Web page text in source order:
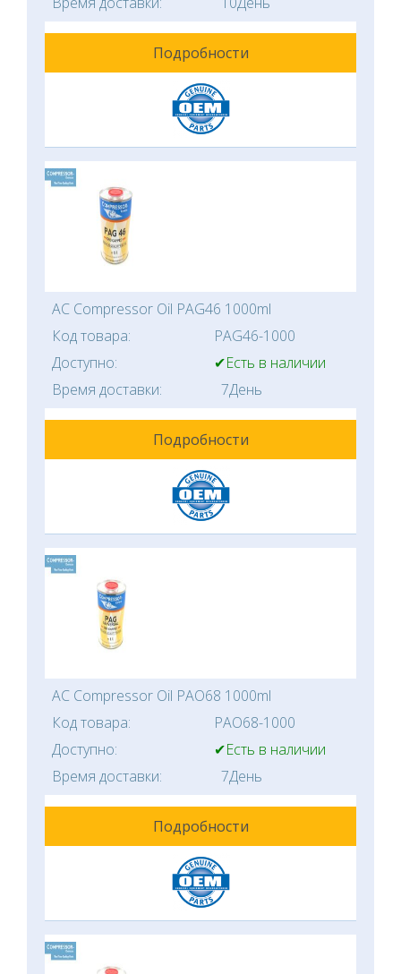
Подробности
AC Compressor Oil PAG46 1000ml
Код товара:
PAG46-1000
Доступно:
✔Есть в наличии
Время доставки:
7День
Подробности
AC Compressor Oil PAO68 1000ml
Код товара:
PAO68-1000
Доступно:
✔Есть в наличии
Время доставки:
7День
Подробности